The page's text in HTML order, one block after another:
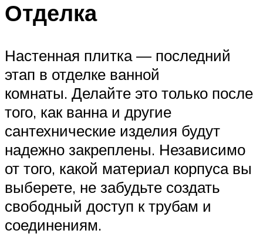
Отделка
Настенная плитка — последний
этап в отделке ванной
комнаты. Делайте это только после
того, как ванна и другие
сантехнические изделия будут
надежно закреплены. Независимо
от того, какой материал корпуса вы
выберете, не забудьте создать
свободный доступ к трубам и
соединениям.